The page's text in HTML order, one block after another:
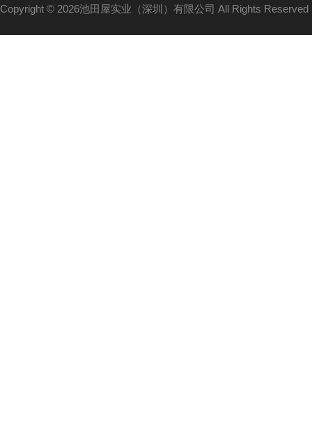
Copyright © 2026池田屋实业（深圳）有限公司 All Rights